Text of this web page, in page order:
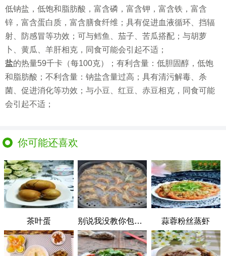
低钠盐，低饱和脂肪酸，富含磷，富含钾，富含铁，富含
锌，富含蛋白质，富含膳食纤维；具有促进血液循环、挡辐
射、防感冒等功效；可与鳕鱼、茄子、苦瓜搭配；与胡萝
卜、黄瓜、羊肝相克，同食可能会引起不适；
盐的热量59千卡（每100克）；有利含量：低胆固醇，低饱
和脂肪酸；不利含量：钠盐含量过高；具有清污解毒、杀
菌、促进消化等功效；与小豆、红豆、赤豆相克，同食可能
会引起不适；
你可能还喜欢
茶叶蛋 别说我没教你包饺子 蒜蓉粉丝蒸虾